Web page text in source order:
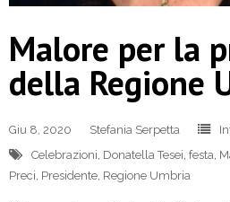
Malore per la
della Regione
Giu 8, 2020 Stefania Serpetta
Celebrazioni, Donatella Tesei, festa,
Preci, Presidente, Regione Umbria